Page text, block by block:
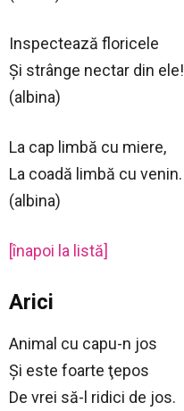
Inspectează floricele
Şi strânge nectar din ele!
(albina)
La cap limbă cu miere,
La coadă limbă cu venin.
(albina)
[înapoi la listă]
Arici
Animal cu capu-n jos
Şi este foarte ţepos
De vrei să-l ridici de jos.